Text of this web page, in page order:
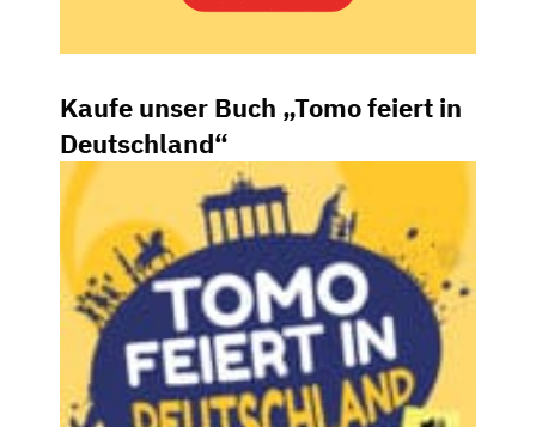
Kaufe unser Buch „Tomo feiert in
Deutschland“